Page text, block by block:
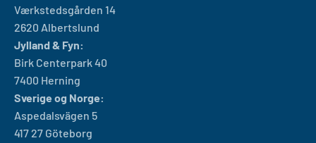
Værkstedsgården 14
2620 Albertslund
Jylland & Fyn:
Birk Centerpark 40
7400 Herning
Sverige og Norge:
Aspedalsvägen 5
417 27 Göteborg